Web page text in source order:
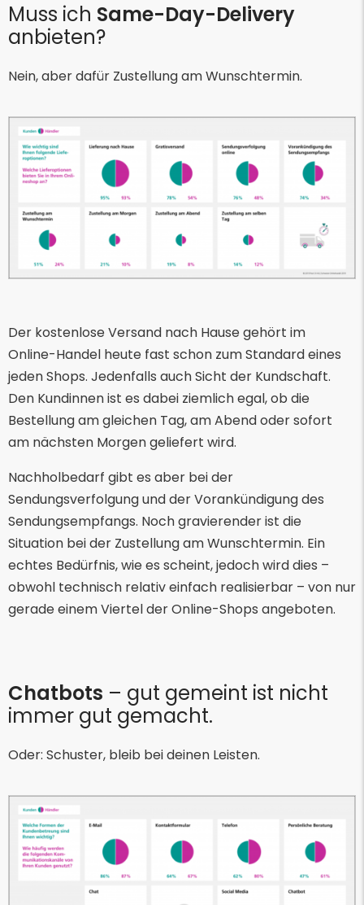
Muss ich Same-Day-Delivery
anbieten?
Nein, aber dafür Zustellung am Wunschtermin.
Der kostenlose Versand nach Hause gehört im
Online-Handel heute fast schon zum Standard eines
jeden Shops. Jedenfalls auch Sicht der Kundschaft.
Den Kundinnen ist es dabei ziemlich egal, ob die
Bestellung am gleichen Tag, am Abend oder sofort
am nächsten Morgen geliefert wird.
Nachholbedarf gibt es aber bei der
Sendungsverfolgung und der Vorankündigung des
Sendungsempfangs. Noch gravierender ist die
Situation bei der Zustellung am Wunschtermin. Ein
echtes Bedürfnis, wie es scheint, jedoch wird dies –
obwohl technisch relativ einfach realisierbar – von nur
gerade einem Viertel der Online-Shops angeboten.
Chatbots – gut gemeint ist nicht
immer gut gemacht.
Oder: Schuster, bleib bei deinen Leisten.